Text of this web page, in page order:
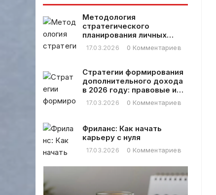
Методология
стратегического
планирования личных
финансовых расходов
17.03.2026 0 Комментариев
Стратегии формирования
дополнительного дохода
в 2026 году: правовые и
практические аспекты
17.03.2026 0 Комментариев
Фриланс: Как начать
карьеру с нуля
17.03.2026 0 Комментариев